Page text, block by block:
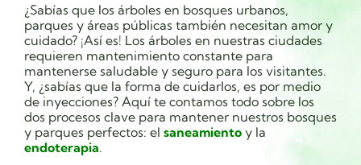
¿Sabías que los árboles en bosques urbanos,
parques y áreas públicas también necesitan amor y
cuidado? ¡Así es! Los árboles en nuestras ciudades
requieren mantenimiento constante para
mantenerse saludable y seguro para los visitantes.
Y, ¿sabías que la forma de cuidarlos, es por medio
de inyecciones? Aquí te contamos todo sobre los
dos procesos clave para mantener nuestros bosques
y parques perfectos: el saneamiento y la
endoterapia.